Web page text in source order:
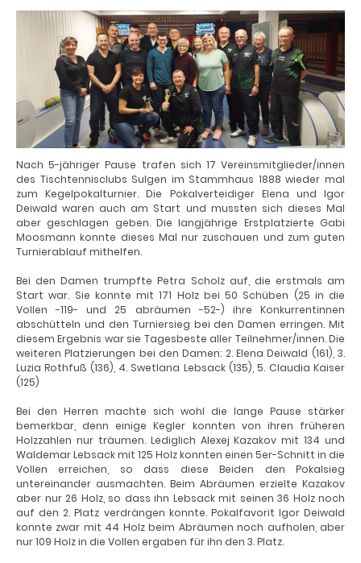
Nach 5-jähriger Pause trafen sich 17 Vereinsmitglieder/innen
des Tischtennisclubs Sulgen im Stammhaus 1888 wieder mal
zum Kegelpokalturnier. Die Pokalverteidiger Elena und Igor
Deiwald waren auch am Start und mussten sich dieses Mal
aber geschlagen geben. Die langjährige Erstplatzierte Gabi
Moosmann konnte dieses Mal nur zuschauen und zum guten
Turnierablauf mithelfen.
Bei den Damen trumpfte Petra Scholz auf, die erstmals am
Start war. Sie konnte mit 171 Holz bei 50 Schüben (25 in die
Vollen -119- und 25 abräumen -52-) ihre Konkurrentinnen
abschütteln und den Turniersieg bei den Damen erringen. Mit
diesem Ergebnis war sie Tagesbeste aller Teilnehmer/innen. Die
weiteren Platzierungen bei den Damen: 2. Elena Deiwald (161), 3.
Luzia Rothfuß (136), 4. Swetlana Lebsack (135), 5. Claudia Kaiser
(125)
Bei den Herren machte sich wohl die lange Pause stärker
bemerkbar, denn einige Kegler konnten von ihren früheren
Holzzahlen nur träumen. Lediglich Alexej Kazakov mit 134 und
Waldemar Lebsack mit 125 Holz konnten einen 5er-Schnitt in die
Vollen erreichen, so dass diese Beiden den Pokalsieg
untereinander ausmachten. Beim Abräumen erzielte Kazakov
aber nur 26 Holz, so dass ihn Lebsack mit seinen 36 Holz noch
auf den 2. Platz verdrängen konnte. Pokalfavorit Igor Deiwald
konnte zwar mit 44 Holz beim Abräumen noch aufholen, aber
nur 109 Holz in die Vollen ergaben für ihn den 3. Platz.